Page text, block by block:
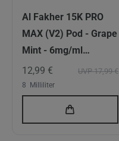
Al Fakher 15K PRO
MAX (V2) Pod - Grape
Mint - 6mg/ml
Nikotingehalt - DTL
UVP 17,99 €
12,99 €
8 Milliliter